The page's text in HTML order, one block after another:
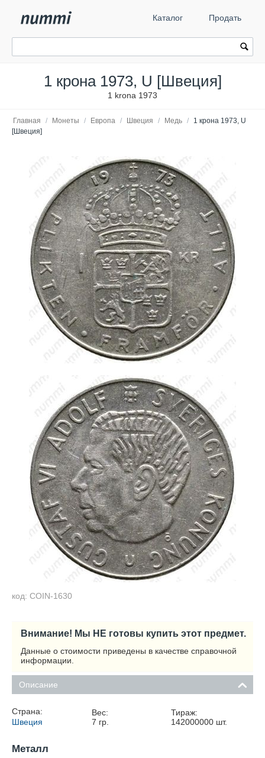
Каталог Продать
1 крона 1973, U [Швеция]
1 krona 1973
Главная / Монеты / Европа / Швеция / Медь /
1 крона 1973, U
[Швеция]
код: COIN-1630
Внимание! Мы НЕ готовы купить этот предмет.
Данные о стоимости приведены в качестве справочной
информации.
Описание
Страна:
Швеция
Вес:
7 гр.
Тираж:
142000000 шт.
Металл